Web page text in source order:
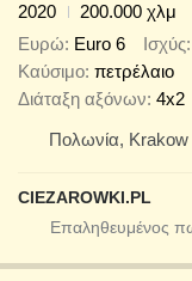
2020
200.000 χλμ
Ευρώ Euro 6 Ισχύς
Καύσιμο πετρέλαιο
Διάταξη αξόνων 4x2
Πολωνία, Krakow
CIEZAROWKI.PL